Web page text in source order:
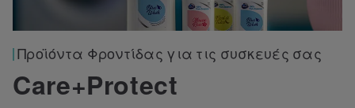
Προϊόντα Φροντίδας για τις συσκευές σας
Care+Protect